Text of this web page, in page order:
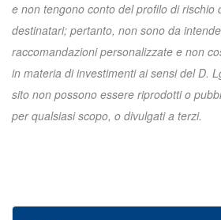
e non tengono conto del profilo di rischio
destinatari; pertanto, non sono da
raccomandazioni personalizzate e non
in materia di investimenti ai sensi del D.
sito non possono essere riprodotti o
per qualsiasi scopo, o divulgati a terzi.